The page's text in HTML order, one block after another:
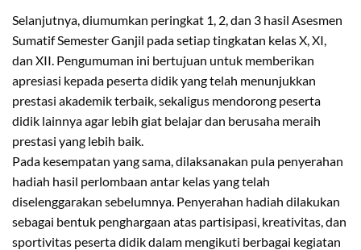
Selanjutnya, diumumkan peringkat 1, 2, dan 3 hasil Asesmen
Sumatif Semester Ganjil pada setiap tingkatan kelas X, XI,
dan XII. Pengumuman ini bertujuan untuk memberikan
apresiasi kepada peserta didik yang telah menunjukkan
prestasi akademik terbaik, sekaligus mendorong peserta
didik lainnya agar lebih giat belajar dan berusaha meraih
prestasi yang lebih baik.
Pada kesempatan yang sama, dilaksanakan pula penyerahan
hadiah hasil perlombaan antar kelas yang telah
diselenggarakan sebelumnya. Penyerahan hadiah dilakukan
sebagai bentuk penghargaan atas partisipasi, kreativitas, dan
sportivitas peserta didik dalam mengikuti berbagai kegiatan